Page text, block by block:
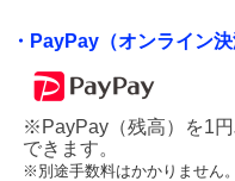
・PayPay（オンライン決
※PayPay（残高）を1
できます。
※別途手数料はかかりません。